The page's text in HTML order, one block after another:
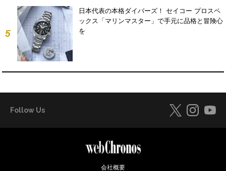
5
日本代表の本格ダイバーズ！ セイコー プロスペ
ックス「マリンマスター」で手元に品格と冒険心
を
Follow Us
会社概要